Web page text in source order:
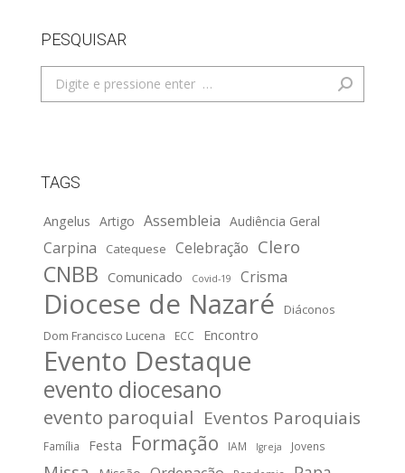
PESQUISAR
Search:
TAGS
Angelus Artigo Assembleia Audiência Geral
Carpina Catequese Celebração Clero
CNBB Comunicado Covid-19 Crisma
Diocese de Nazaré
Diáconos
Dom Francisco Lucena
ECC Encontro
Evento Destaque
evento diocesano
evento paroquial Eventos Paroquiais
Família Festa Formação IAM Igreja Jovens